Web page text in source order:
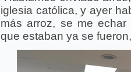
iglesia católica, y ayer
más arroz, se me
que estaban ya se